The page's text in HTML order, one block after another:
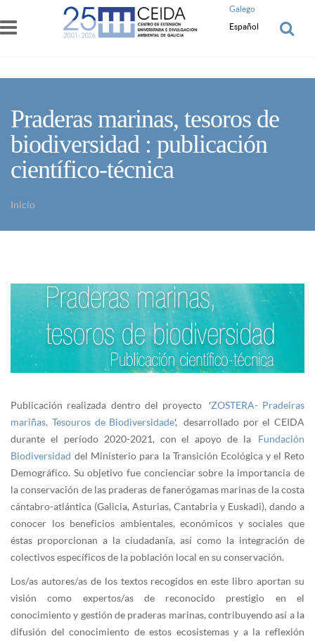
Pasar al contenido principal
Galego
Español
Praderas marinas, tesoros de
biodiversidad : publicación
científico-técnica
Inicio
Publicación realizada dentro del proyecto 'ZOSTERA- Pradeiras
mariñas, Tesouros de Biodiversidade', desarrollado por el CEIDA
durante el período 2020-2021, con el apoyo de la Fundación
Biodiversidad del Ministerio para la Transición Ecológica y el Reto
Demográfico. Su objetivo fue concienciar sobre la importancia de
la conservación de las praderas de fanerógamas marinas de la costa
cántabro-atlántica (Galicia, Asturias, Cantabria y Euskadi), dando a
conocer los beneficios ambientales, económicos y sociales que
éstas proporcionan a la ciudadanía, así como la integración de
colectivos específicos de la población local en su conservación.
Los/as autores/as de los textos recogidos en este libro aportan su
visión como expertos/as de reconocido prestigio en el
conocimiento y gestión de praderas marinas, contribuyendo así a la
difusión del conocimiento de estos ecosistemas y a la reflexión